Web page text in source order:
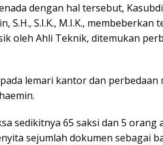
dengan hal tersebut,
S.H., S.I.K., M.I.K., membeberkan
oleh Ahli Teknik, ditemukan
lemari kantor dan perbedaan
sedikitnya 65 saksi dan 5 orang
sejumlah dokumen sebagai